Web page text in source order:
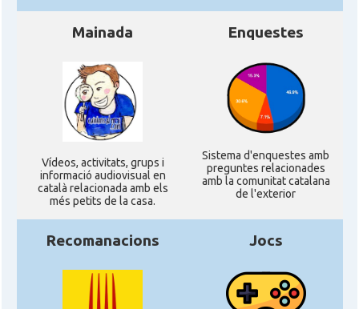
Mainada
Ví­deos, activitats, grups i
informació audiovisual en
català relacionada amb els
més petits de la casa.
Enquestes
Sistema d'enquestes amb
preguntes relacionades
amb la comunitat catalana
de l'exterior
Recomanacions Jocs